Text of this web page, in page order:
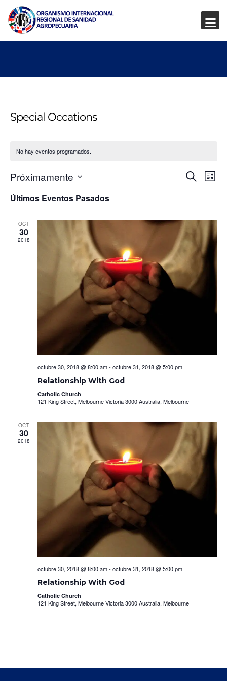
Special Occations
No hay eventos programados.
y
vistas
de
Buscar
Lista
Próximamente
fecha.
Últimos Eventos Pasados
OCT
30
2018
octubre 30, 2018 @ 8:00 am- octubre 31, 2018 @ 5:00 pm
Relationship With God
Catholic Church
121 King Street, Melbourne Victoria 3000 Australia, Melbourne
OCT
30
2018
octubre 30, 2018 @ 8:00 am- octubre 31, 2018 @ 5:00 pm
Relationship With God
Catholic Church
121 King Street, Melbourne Victoria 3000 Australia, Melbourne